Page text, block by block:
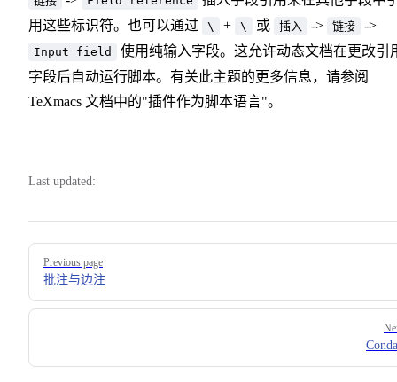
用这些标识符。也可以通过
\ + \ 或 插入 -> 链接 ->
Input field
使用纯输入字段。这允许动态文档在更改引
字段后自动运行脚本。有关此主题的更多信息，请参阅
TeXmacs 文档中的"插件作为脚本语言"。
Last updated:
Pager
Previous page
批注与边注